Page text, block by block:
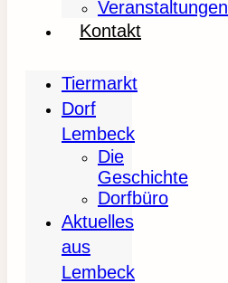
Veranstaltungen
Kontakt
Tiermarkt
Dorf
Lembeck
Die
Geschichte
Dorfbüro
Aktuelles
aus
Lembeck